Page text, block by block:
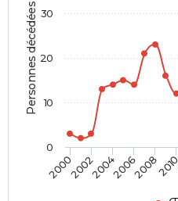
Personnes décédées
20002002200420062008
0
10
20
30